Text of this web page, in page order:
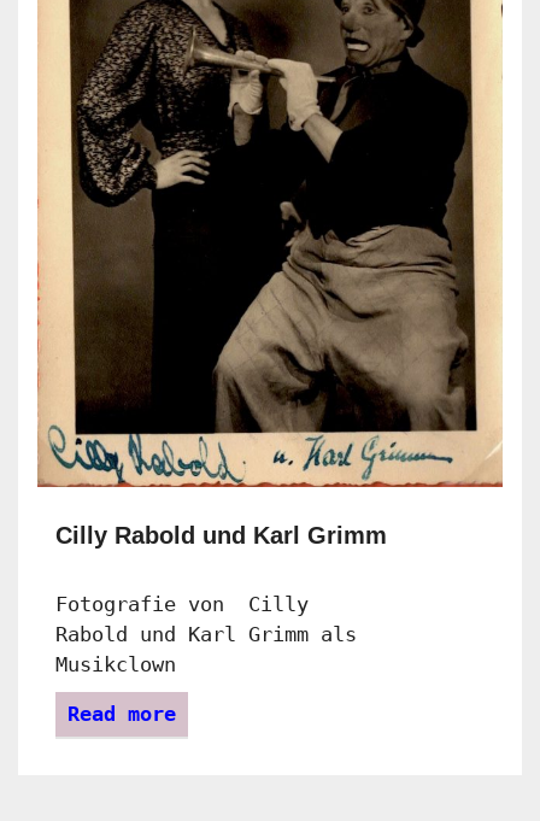
Cilly Rabold und Karl Grimm
Fotografie von Cilly
Rabold und Karl Grimm als
Musikclown
Read more